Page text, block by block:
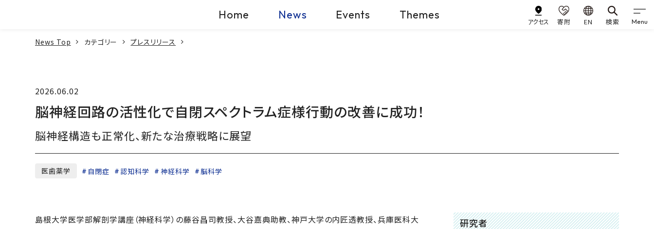
Home News Events Themes
アクセス 寄附 EN 検索 Menu
News Top カテゴリー プレスリリース
2026.06.02
脳神経回路の活性化で自閉スペクトラム症様行動の改善に成功！
脳神経構造も正常化、新たな治療戦略に展望
医歯薬学 自閉症 認知科学 神経科学 脳科学
島根大学医学部解剖学講座（神経科学）の藤谷昌司教授、大谷嘉典助教、神戸大学の内匠透教授、兵庫医科大
研究者